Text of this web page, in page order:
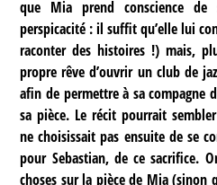
que Mia prend conscience de
perspicacité : il suffit qu’elle lui
raconter des histoires !) mais,
propre rêve d’ouvrir un club de
afin de permettre à sa compagne
sa pièce. Le récit pourrait
ne choisissait pas ensuite de se
pour Sebastian, de ce sacrifice.
choses sur la pièce de Mia (sinon